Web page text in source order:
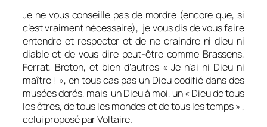
Je ne vous conseille pas de mordre (encore que, si
c’est vraiment nécessaire), je vous dis de vous faire
entendre et respecter et de ne craindre ni dieu ni
diable et de vous dire peut-être comme Brassens,
Ferrat, Breton, et bien d’autres « Je n’ai ni Dieu ni
maître ! », en tous cas pas un Dieu codifié dans des
musées dorés, mais un Dieu à moi, un« Dieu de tous
les êtres, de tous les mondes et de tous les temps » ,
celui proposé par Voltaire.